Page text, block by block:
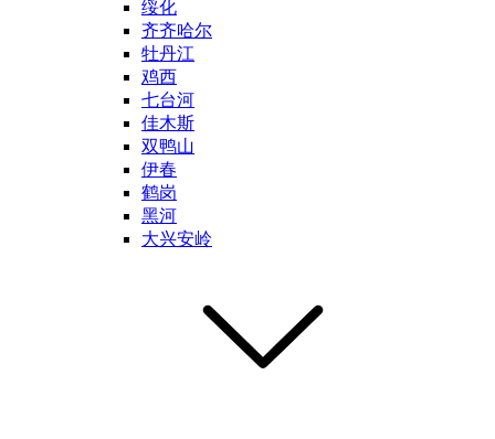
绥化
齐齐哈尔
牡丹江
鸡西
七台河
佳木斯
双鸭山
伊春
鹤岗
黑河
大兴安岭